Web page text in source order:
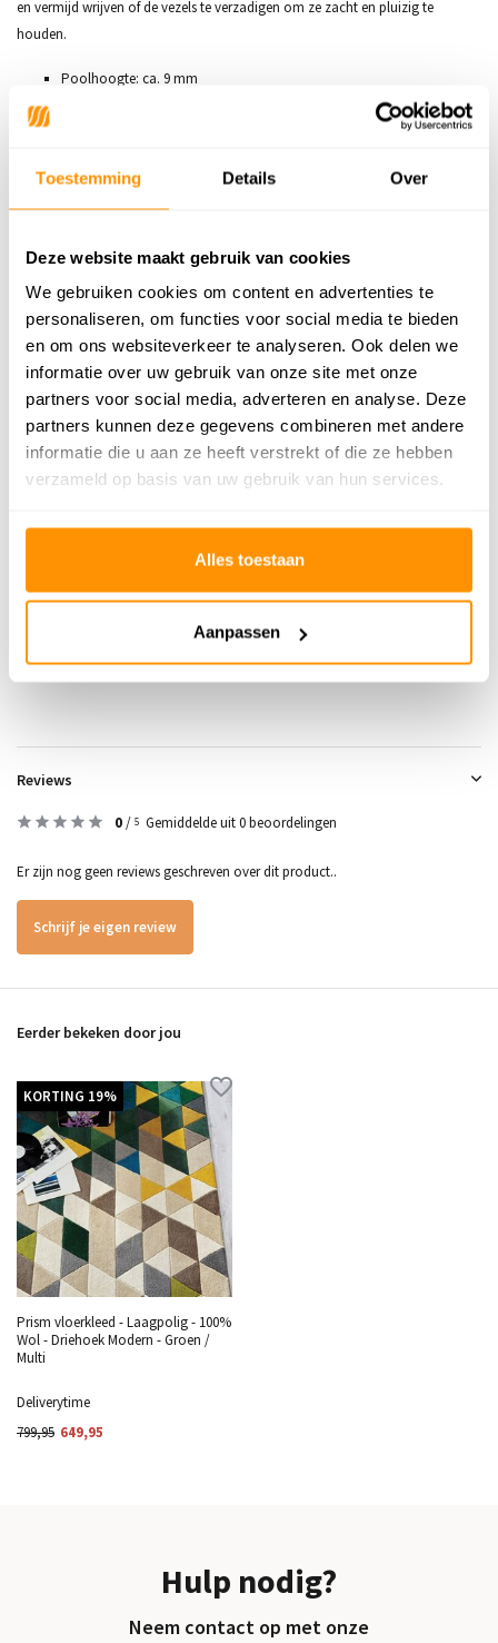
Toestemming Details Over
Deze website maakt gebruik van cookies
We gebruiken cookies om content en advertenties te
personaliseren, om functies voor social media te bieden
en om ons websiteverkeer te analyseren. Ook delen we
informatie over uw gebruik van onze site met onze
partners voor social media, adverteren en analyse. Deze
partners kunnen deze gegevens combineren met andere
informatie die u aan ze heeft verstrekt of die ze hebben
verzameld op basis van uw gebruik van hun services.
Alles toestaan
Aanpassen
649,95 19% Je bespaart 150 euro
en vermijd wrijven of de vezels te verzadigen om ze zacht en pluizig te
houden.
Poolhoogte: ca. 9 mm
Makkelijk in onderhoud
Productieland: India
Getoonde afbeelding heeft de afmeting 160x230cm
Bijzonderheden: Omdat het opgerold is geweest kan dit kleed bij het
uitrollen een beetje bobbelig zijn. Dit verdwijnt na korte tijd vanzelf.
Even oprollen in tegenovergestelde richting kan helpen.
Productspecificaties
SKU 9507946529561
Reviews
0/ 5 Gemiddelde uit 0 beoordelingen
Er zijn nog geen reviews geschreven over dit product..
Schrijf je eigen review
Eerder bekeken door jou
KORTING 19%
Prism vloerkleed - Laagpolig - 100%
Wol - Driehoek Modern - Groen /
Multi
Deliverytime
799,95 649,95
Hulp nodig?
Neem contact op met onze